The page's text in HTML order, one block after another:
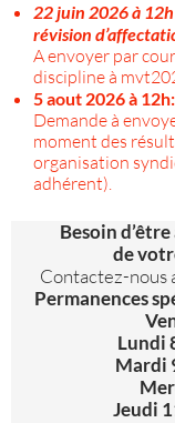
22 juin 2026 à
révision
A envoyer par
discipline à
5 aout 2026 à
Demande à
moment des
organisation
adhérent).
Besoin
de
Contactez-nous
Permanences
Lundi
Mardi
Jeudi